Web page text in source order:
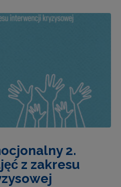
2.
z zakresu